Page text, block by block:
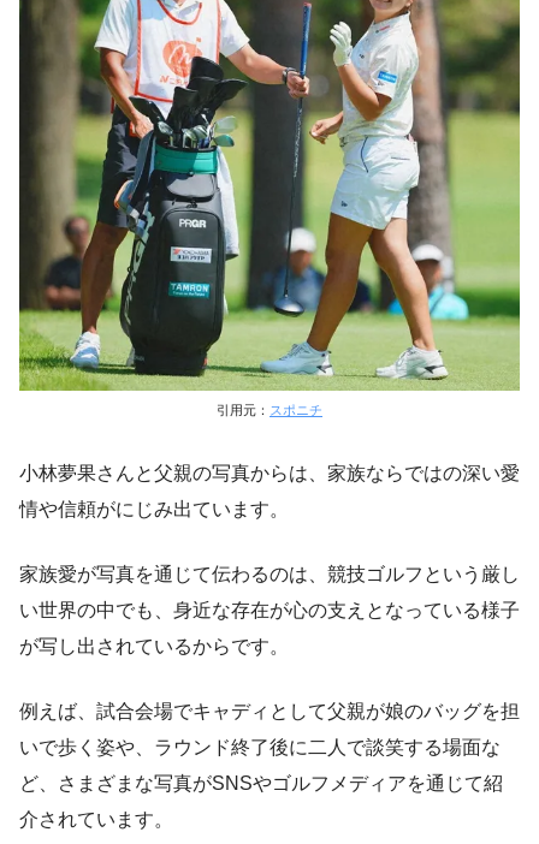
引用元： スポニチ
小林夢果さんと父親の写真からは、家族ならではの深い愛
情や信頼がにじみ出ています。
家族愛が写真を通じて伝わるのは、競技ゴルフという厳し
い世界の中でも、身近な存在が心の支えとなっている様子
が写し出されているからです。
例えば、試合会場でキャディとして父親が娘のバッグを担
いで歩く姿や、ラウンド終了後に二人で談笑する場面な
ど、さまざまな写真がSNSやゴルフメディアを通じて紹
介されています。